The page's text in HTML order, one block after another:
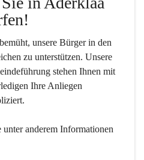
unsere Bürger in den
zu unterstützen. Unsere
stehen Ihnen mit
Ihre Anliegen
an­de­rem Informationen